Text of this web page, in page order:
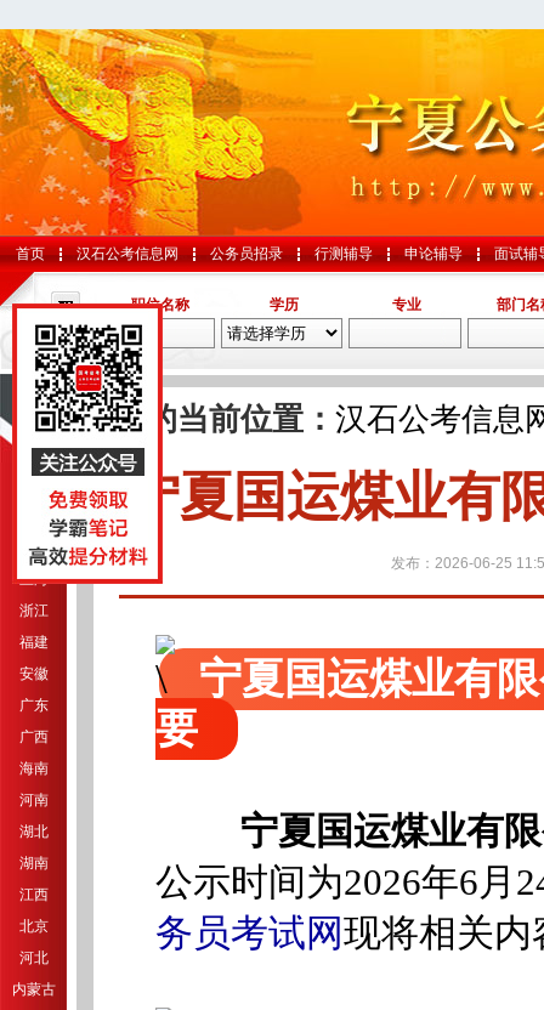
首页 汉石公考信息网 公务员招录 行测辅导 申论辅导 面试辅
职位名称 学历 专业 部门名
导航
江苏
上海
浙江
福建
安徽
广东
广西
海南
河南
湖北
湖南
江西
北京
河北
内蒙古
您的当前位置： 汉石公考信息
宁夏国运煤业有
发布：2026-06-25
宁夏国运煤业有
要
宁夏国运煤业有
公示时间为2026年6月
务员考试网现将相关